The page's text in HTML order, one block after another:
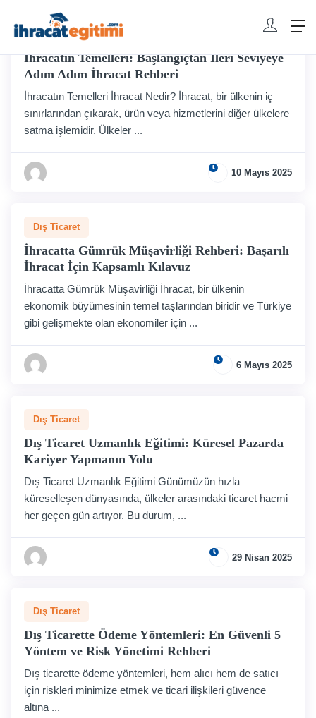
Dış Ticaret
İhracatın Temelleri: Başlangıçtan İleri Seviyeye
Adım Adım İhracat Rehberi
İhracatın Temelleri İhracat Nedir? İhracat, bir ülkenin iç
sınırlarından çıkarak, ürün veya hizmetlerini diğer ülkelere
satma işlemidir. Ülkeler ...
10 Mayıs 2025
Dış Ticaret
İhracatta Gümrük Müşavirliği Rehberi: Başarılı
İhracat İçin Kapsamlı Kılavuz
İhracatta Gümrük Müşavirliği İhracat, bir ülkenin
ekonomik büyümesinin temel taşlarından biridir ve Türkiye
gibi gelişmekte olan ekonomiler için ...
6 Mayıs 2025
Dış Ticaret
Dış Ticaret Uzmanlık Eğitimi: Küresel Pazarda
Kariyer Yapmanın Yolu
Dış Ticaret Uzmanlık Eğitimi Günümüzün hızla
küreselleşen dünyasında, ülkeler arasındaki ticaret hacmi
her geçen gün artıyor. Bu durum, ...
29 Nisan 2025
Dış Ticaret
Dış Ticarette Ödeme Yöntemleri: En Güvenli 5
Yöntem ve Risk Yönetimi Rehberi
Dış ticarette ödeme yöntemleri, hem alıcı hem de satıcı
için riskleri minimize etmek ve ticari ilişkileri güvence
altına ...